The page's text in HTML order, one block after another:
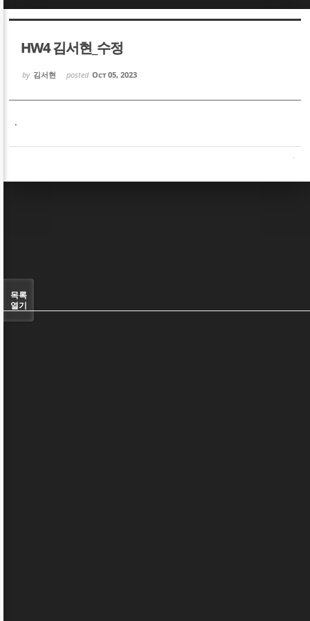
HW4 김서현_수정
by 김서현 posted Oct 05, 2023
.
목록
열기
Sketchbook5, 스케치북5
Sketchbook5, 스케치북5
Sketchbook5, 스케치북5
Sketchbook5, 스케치북5